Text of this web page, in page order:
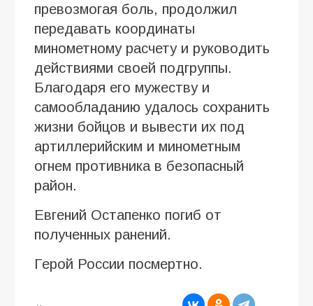
превозмогая боль, продолжил
передавать координаты
минометному расчету и руководить
действиями своей подгруппы.
Благодаря его мужеству и
самообладанию удалось сохранить
жизни бойцов и вывести их под
артиллерийским и минометным
огнем противника в безопасный
район.
Евгений Остапенко погиб от
полученных ранений.
Герой России посмертно.